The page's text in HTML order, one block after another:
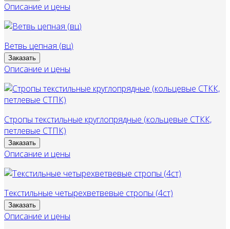
Описание и цены
Ветвь цепная (вц)
Заказать
Описание и цены
Стропы текстильные круглопрядные (кольцевые СТКК,
петлевые СТПК)
Заказать
Описание и цены
Текстильные четырехветвевые стропы (4ст)
Заказать
Описание и цены